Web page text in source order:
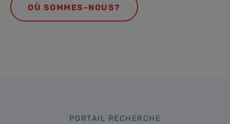
OÙ SOMMES-NOUS?
PORTAIL RECHERCHE